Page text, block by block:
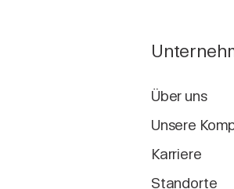
Über uns
Unsere
Karriere
Standorte